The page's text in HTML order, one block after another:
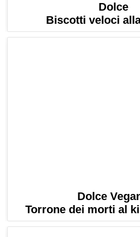
Dolce
Biscotti veloci
Dolce
Torrone dei morti al